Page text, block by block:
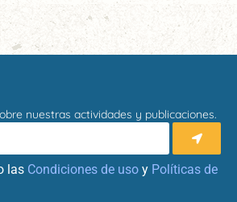
nuestras actividades y publicaciones.
las Condiciones de uso y Políticas de